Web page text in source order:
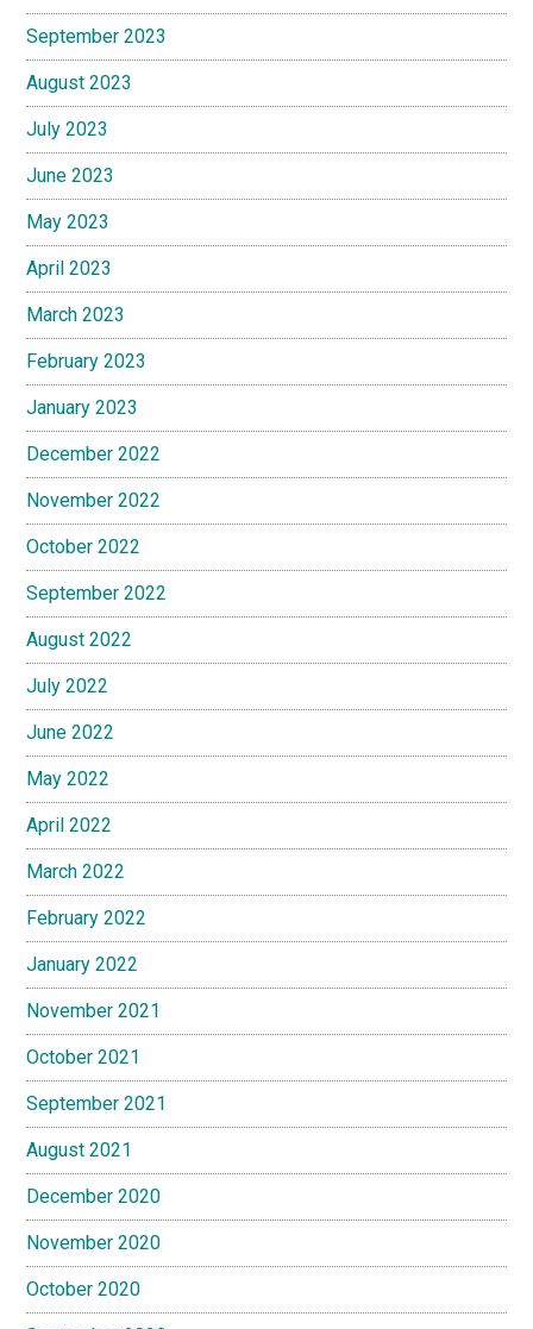
September 2023
August 2023
July 2023
June 2023
May 2023
April 2023
March 2023
February 2023
January 2023
December 2022
November 2022
October 2022
September 2022
August 2022
July 2022
June 2022
May 2022
April 2022
March 2022
February 2022
January 2022
November 2021
October 2021
September 2021
August 2021
December 2020
November 2020
October 2020